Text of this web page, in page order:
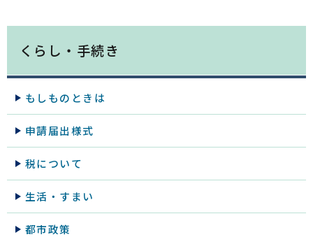
くらし・手続き
もしものときは
申請届出様式
税について
生活・すまい
都市政策